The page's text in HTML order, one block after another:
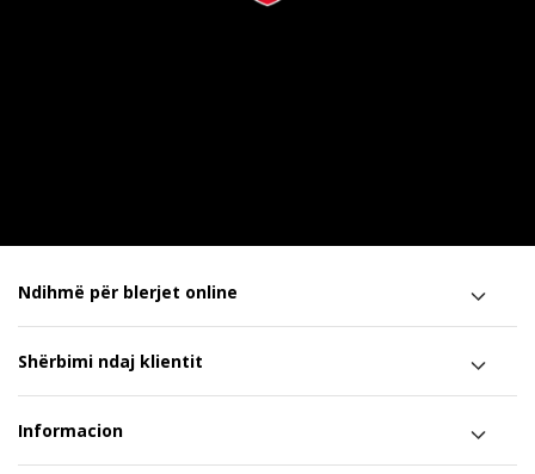
Ndihmë për blerjet online
Shërbimi ndaj klientit
Informacion